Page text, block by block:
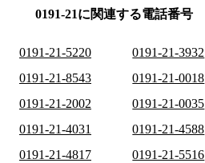
0191-21に関連する電話番号
0191-21-5220 0191-21-3932
0191-21-8543
0191-21-0018
0191-21-2002
0191-21-0035
0191-21-4031
0191-21-4588
0191-21-4817
0191-21-5516